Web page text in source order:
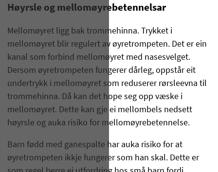
Høyrsle og mellomøyrebetennelsar
Mellomøyret ligg bak trommehinna. Trykket i
mellomøyret blir regulert av øyretrompeten. Det er ein
kanal som forbind mellomøyret med nasesvelget.
Dersom øyretrompeten fungerer dårleg, oppstår eit
undertrykk i mellomøyret som reduserer rørsleevna til
trommehinna. Då kan det hope seg opp væske i
mellomøyret. Dette kan gje ei mellombels nedsett
høyrsle og auka risiko for mellomøyrebetennelse.
Barn fødd med ganespalte har auka risiko for at
øyretrompeten ikkje fungerer som han skal. Dette er